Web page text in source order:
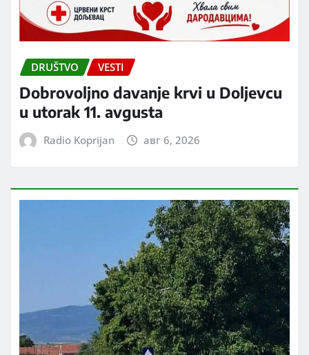
DRUŠTVO VESTI
Dobrovoljno davanje krvi u Doljevcu
u utorak 11. avgusta
Radio Koprijan авг 6, 2026